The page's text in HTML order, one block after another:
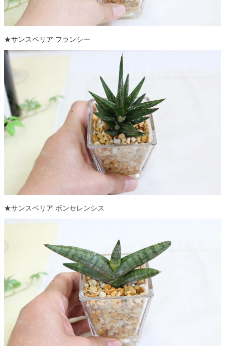
★サンスベリア フランシー
★サンスベリア ボンセレンシス